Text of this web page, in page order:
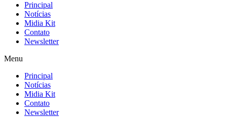
Principal
Notícias
Midia Kit
Contato
Newsletter
Menu
Principal
Notícias
Midia Kit
Contato
Newsletter